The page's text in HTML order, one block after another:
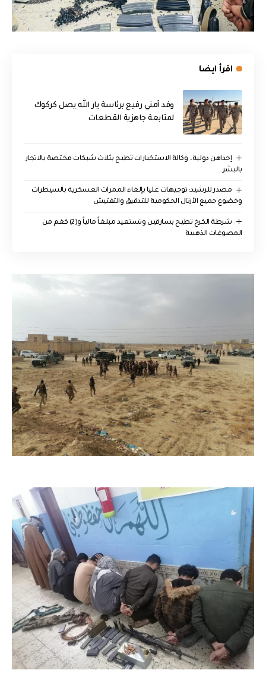
اقرأ ايضا
وفد أمني رفيع برئاسة يار الله يصل كركوك
لمتابعة جاهزية القطعات
إحداهن دولية.. وكالة الاستخبارات تطيح بثلاث شبكات مختصة بالاتجار
بالبشر
مصدر للرشيد: توجيهات عليا بإلغاء الممرات العسكرية بالسيطرات
وخضوع جميع الأرتال الحكومية للتدقيق والتفتيش
شرطة الكرخ تطيح بسارقين وتستعيد مبلغاً مالياً و(2) كغم من
المصوغات الذهبية